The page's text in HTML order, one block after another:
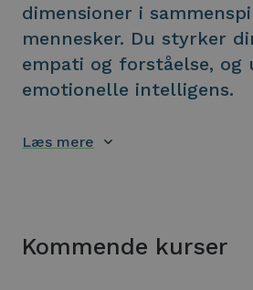
dimensioner i
mennesker. Du styrker
empati og forståelse, og
emotionelle intelligens.
Læs mere
Kommende kurser